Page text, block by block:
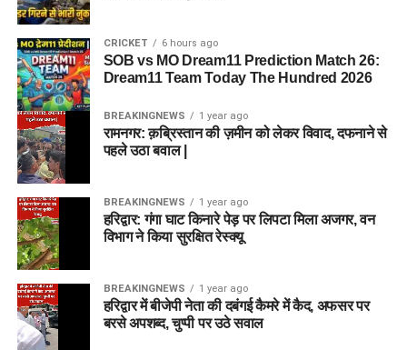
CRICKET 6 hours ago
SOB vs MO Dream11 Prediction Match 26:
Dream11 Team Today The Hundred 2026
BREAKINGNEWS 1 year ago
रामनगर: क़ब्रिस्तान की ज़मीन को लेकर विवाद, दफनाने से
पहले उठा बवाल |
BREAKINGNEWS 1 year ago
हरिद्वार: गंगा घाट किनारे पेड़ पर लिपटा मिला अजगर, वन
विभाग ने किया सुरक्षित रेस्क्यू
BREAKINGNEWS 1 year ago
हरिद्वार में बीजेपी नेता की दबंगई कैमरे में कैद, अफसर पर
बरसे अपशब्द, चुप्पी पर उठे सवाल